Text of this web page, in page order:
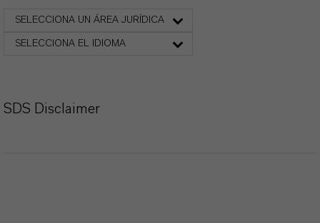
SELECCIONA UN ÁREA JURÍDICA
SELECCIONA EL IDIOMA
SDS Disclaimer